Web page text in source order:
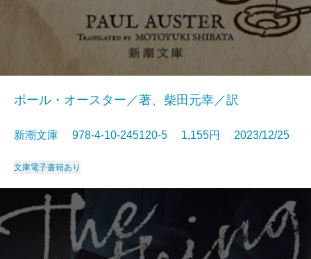
ポール・オースター／著、柴田元幸／訳
新潮文庫 978-4-10-245120-5 1,155円 2023/12/25
文庫電子書籍あり